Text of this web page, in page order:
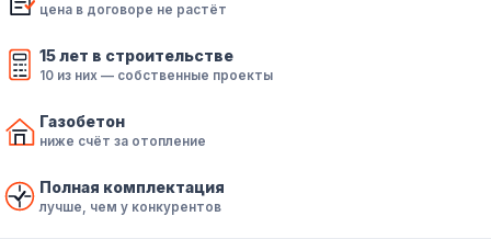
цена в договоре не растёт
15 лет в строительстве
10 из них — собственные проекты
Газобетон
ниже счёт за отопление
Полная комплектация
лучше, чем у конкурентов